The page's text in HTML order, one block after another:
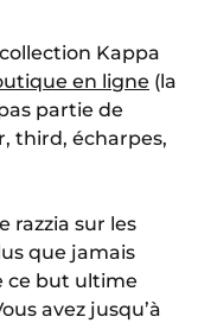
Kappa
en ligne (la
partie de
third, écharpes,
razzia sur les
que jamais
ce but ultime
avez jusqu’à